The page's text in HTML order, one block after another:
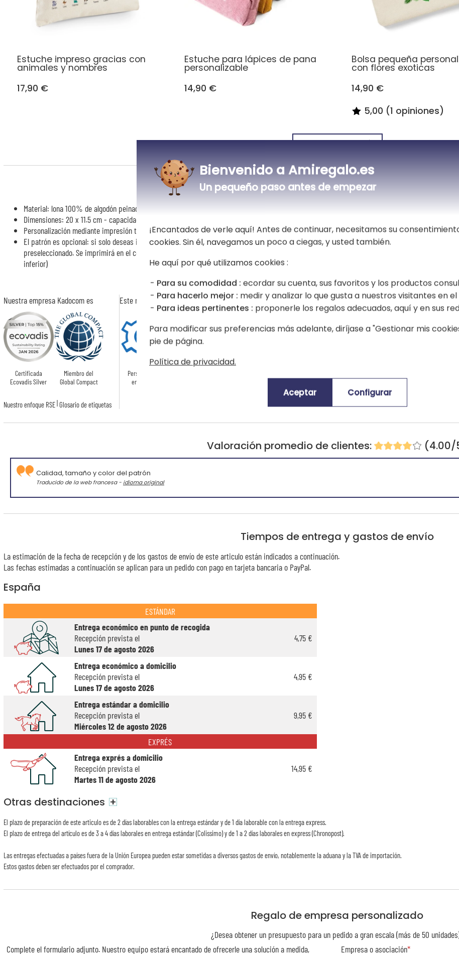
Estuche impreso gracias con
animales y nombres
17,90 €
Estuche para lápices de pana
personalizable
14,90 €
Bolsa pequeña
con flores exoticas
14,90 €
5,00 (1 opiniones)
Todas las bolsas pequeñas
Ravissante trousse en coton bio personnalisable
Material: lona 100% de algodón peinado y cremallera metálica
Dimensiones: 20 x 11.5 cm - capacidad: 0.5 litros.
Personalización mediante impresión textil.
El patrón es opcional: si solo deseas imprimir un nombre o un texto, desactiva el patrón
preseleccionado. Se imprimirá en el centro de la caja (incluso si en la vista previa se coloca en la parte
inferior)
Nuestra empresa Kadocom es
Certificada
Ecovadis Silver
Miembro del
Global Compact
Nuestro enfoque RSE| Glosario de etiquetas
Este regalo es
Personalizado
en Francia
Una linda bolsita de algodón
Este kit se puede usar para guardar
bolsa de aseo en la que se pueden
regalo ideal para volver a la escuela, un
Valoración promedio de clientes: (4.00/
Calidad, tamaño y color del patrón
Traducido de la web francesa - idioma original
Tiempos de entrega y gastos de envío
La estimación de la fecha de recepción y de los gastos de envío de este articulo están indicados a continuación.
Las fechas estimadas a continuación se aplican para un pedido con pago en tarjeta bancaria o PayPal.
España
ESTÁNDAR
Entrega económico en punto de recogida
Recepción prevista el
Lunes 17 de agosto 2026
4,75 €
Entrega económico a domicilio
Recepción prevista el
Lunes 17 de agosto 2026
4,95 €
Entrega estándar a domicilio
Recepción prevista el
Miércoles 12 de agosto 2026
9,95 €
EXPRÉS
Entrega exprés a domicilio
Recepción prevista el
Martes 11 de agosto 2026
14,95 €
Otras destinaciones +
El plazo de preparación de este articulo es de 2 días laborables con la entrega estándar y de 1 día laborable con la entrega express.
El plazo de entrega del artículo es de 3 a 4 días laborales en entrega estándar (Colissimo) y de 1 a 2 días laborales en express (Chronopost).
Las entregas efectuadas a países fuera de la Unión Europea pueden estar sometidas a diversos gastos de envío, notablemente la aduana y la TVA de importación.
Estos gastos deben ser efectuados por el comprador.
Regalo de empresa personalizado
¿Desea obtener un presupuesto para un pedido a gran escala (más de 50
Complete el formulario adjunto. Nuestro equipo estará encantado de ofrecerle una solución a medida,
Empresa o asociación
Bienvenido a Amiregalo.es
Un pequeño paso antes de empezar
¡Encantados de verle aquí! Antes de continuar, necesitamos su
cookies. Sin él, navegamos un poco a ciegas, y usted también.
He aquí por qué utilizamos cookies :
Para su comodidad : ecordar su cuenta, sus favoritos y los productos
Para hacerlo mejor : medir y analizar lo que gusta a nuestros visitantes en
Para ideas pertinentes : proponerle los regalos adecuados, aquí y en sus
Para modificar sus preferencias más adelante, diríjase a "Gestionar mis
pie de página.
Política de privacidad.
Aceptar Configurar